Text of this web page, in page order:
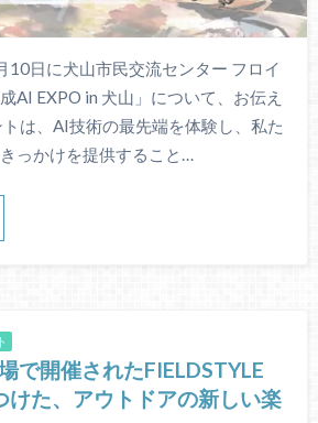
日に犬山市民交流センター フロイ
AI EXPO in 犬山」について、お伝え
は、AI技術の最先端を体験し、私た
っかけを提供すること…
で開催されたFIELDSTYLE
けた、アウトドアの新しい楽